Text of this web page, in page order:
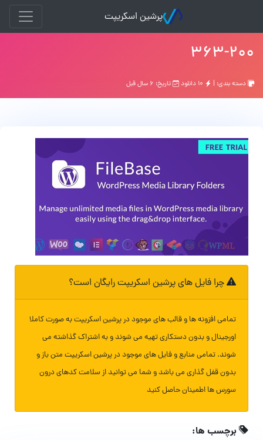
پرشین اسکریپت
۳۶۳-۲۰۰
دسته بندی: | تاریخ: ۶ سال قبل
چرا فایل های پرشین اسکریپت رایگان است؟
تمامی افزونه ها و قالب های موجود در پرشین اسکریپت به صورت کاملا
اورجینال و بدون دستکاری تهیه می شوند و به اشتراک گذاشته می
شوند. تمامی منابع و فایل های موجود در پرشین اسکریپت متن باز و
بدون قفل گذاری می باشد و شما می توانید از سلامت کدهای درون
سورس ها اطمینان حاصل کنید
برچسب ها: